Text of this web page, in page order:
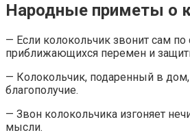
Народные приметы о
— Если колокольчик звонит сам по
приближающихся перемен и
— Колокольчик, подаренный в дом,
благополучие.
— Звон колокольчика изгоняет
мысли.